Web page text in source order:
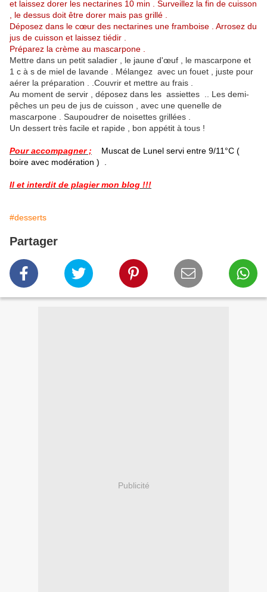
et laissez dorer les nectarines 10 min . Surveillez la fin de cuisson
, le dessus doit être dorer mais pas grillé .
Déposez dans le cœur des nectarines une framboise . Arrosez du
jus de cuisson et laissez tiédir .
Préparez la crème au mascarpone .
Mettre dans un petit saladier , le jaune d'œuf , le mascarpone et
1 c à s de miel de lavande . Mélangez avec un fouet , juste pour
aérer la préparation . .Couvrir et mettre au frais .
Au moment de servir , déposez dans les assiettes .. Les demi-
pêches un peu de jus de cuisson , avec une quenelle de
mascarpone . Saupoudrer de noisettes grillées .
Un dessert très facile et rapide , bon appétit à tous !
Pour accompagner ; Muscat de Lunel servi entre 9/11°C (
boire avec modération ) .
Il et interdit de plagier mon blog !!!
#desserts
Partager
Publicité